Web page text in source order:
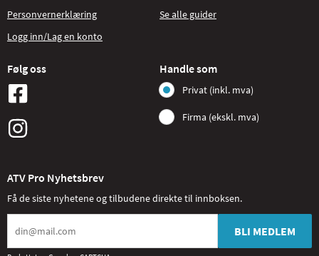
Personvernerklæring
Logg inn/Lag en konto
Se alle guider
Følg oss Handle som
Privat (inkl. mva)
Firma (ekskl. mva)
ATV Pro Nyhetsbrev
Få de siste nyhetene og tilbudene direkte til innboksen.
BLI MEDLEM